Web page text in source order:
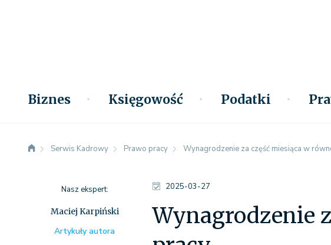
Biznes Księgowość Podatki
Serwis Kadrowy Prawo pracy Wynagrodzenie za część miesiąca w
2025-03-27
Wynagrodzenie
Nasz ekspert:
Maciej Karpiński
Artykuły autora